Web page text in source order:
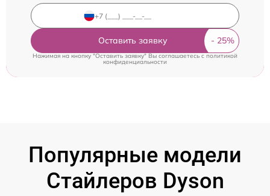
Оставить заявку
Нажимая на кнопку "Оставить заявку" Вы соглашаетесь cполитикой
конфиденциальности
Популярные модели
Стайлеров Dyson